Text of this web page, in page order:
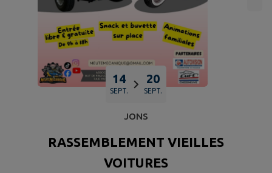
14
SEPT.
20
SEPT.
JONS
RASSEMBLEMENT VIEILLES
VOITURES